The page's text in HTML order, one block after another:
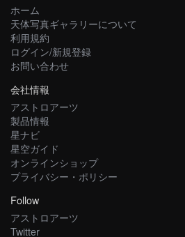
ホーム
天体写真ギャラリーについて
利用規約
ログイン/新規登録
お問い合わせ
会社情報
アストロアーツ
製品情報
星ナビ
星空ガイド
オンラインショップ
プライバシー・ポリシー
Follow
アストロアーツ
Twitter